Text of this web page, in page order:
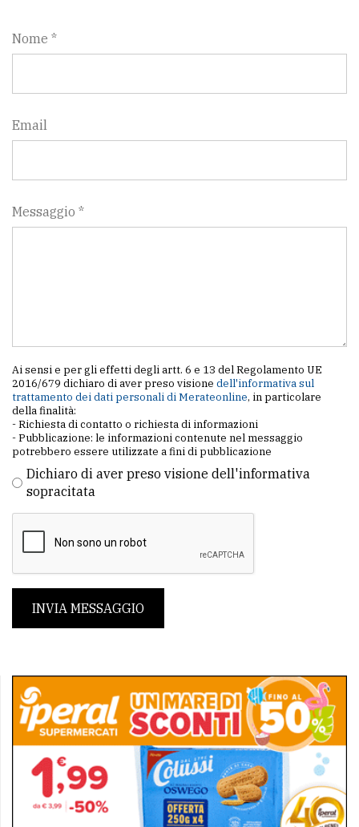
Nome *
Email
Messaggio *
Ai sensi e per gli effetti degli artt. 6 e 13 del Regolamento UE
2016/679 dichiaro di aver preso visione dell'informativa sul
trattamento dei dati personali di Merateonline, in particolare
della finalità:
- Richiesta di contatto o richiesta di informazioni
- Pubblicazione: le informazioni contenute nel messaggio
potrebbero essere utilizzate a fini di pubblicazione
Dichiaro di aver preso visione dell'informativa
sopracitata
INVIA MESSAGGIO